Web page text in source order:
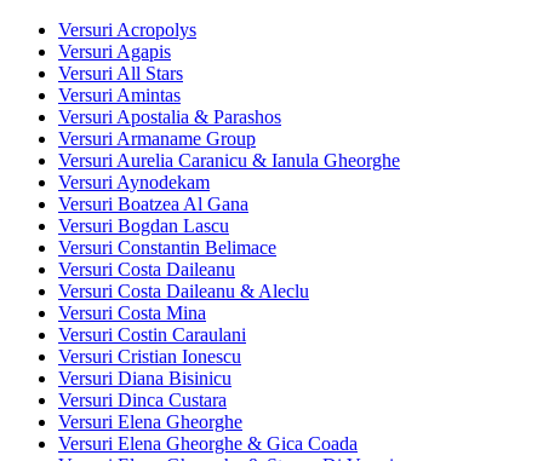
Versuri Acropolys
Versuri Agapis
Versuri All Stars
Versuri Amintas
Versuri Apostalia & Parashos
Versuri Armaname Group
Versuri Aurelia Caranicu & Ianula Gheorghe
Versuri Aynodekam
Versuri Boatzea Al Gana
Versuri Bogdan Lascu
Versuri Constantin Belimace
Versuri Costa Daileanu
Versuri Costa Daileanu & Aleclu
Versuri Costa Mina
Versuri Costin Caraulani
Versuri Cristian Ionescu
Versuri Diana Bisinicu
Versuri Dinca Custara
Versuri Elena Gheorghe
Versuri Elena Gheorghe & Gica Coada